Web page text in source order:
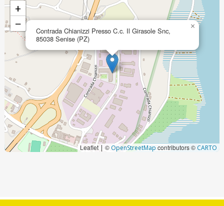
Contrada Chianizzi Presso C.c. Il Girasole Snc,
85038 Senise (PZ)
×
+
−
Leaflet | ©OpenStreetMap contributors © CARTO